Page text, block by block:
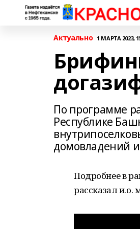
Актуально 1 МАРТА 2023,
По программе
Республике
домовладений
Подробнее в
рассказал и.о.